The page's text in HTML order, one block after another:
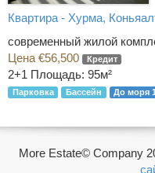
Квартира - Хурма,
современный жилой
Цена €56,500
Кредит
2+1 Площадь: 95м²
Парковка Бассейн До моря
More Estate© Company